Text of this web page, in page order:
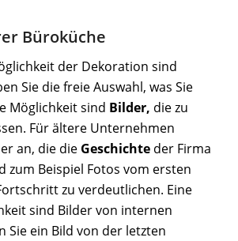
Büroküche
der Dekoration sind
Sie die freie Auswahl, was Sie
Möglichkeit sind Bilder, die zu
Für ältere Unternehmen
an, die die Geschichteder Firma
zum Beispiel Fotos vom ersten
zu verdeutlichen. Eine
sind Bilder von internen
Sie ein Bild von der letzten